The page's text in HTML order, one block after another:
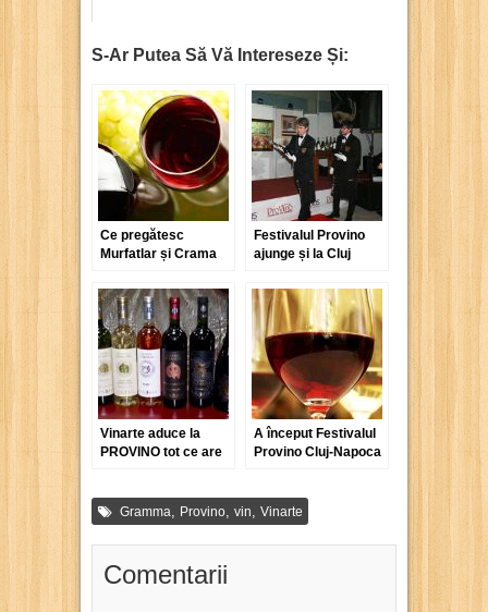
S-Ar Putea Să Vă Intereseze Și:
Ce pregătesc
Murfatlar și Crama
Provino Cluj
Festivalul Provino
ajunge și la Cluj
Vinarte aduce la
PROVINO tot ce are
A început Festivalul
Provino Cluj-Napoca
Gramma Provino vin Vinarte
Comentarii